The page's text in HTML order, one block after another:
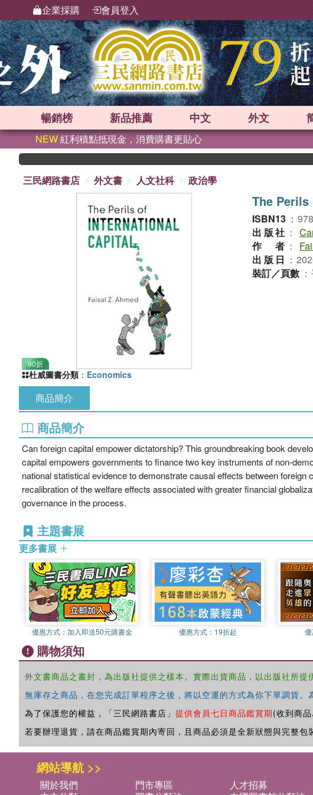
企業採購 會員登入
暢銷榜 新品推薦 中文 外文
NEW紅利積點抵現金，消費購書更貼心
三民網路書店
外文書 人文社科 政治學
90折
The
ISBN13 ：
出版社 ：
作者 ：
出版日 ：
裝訂／頁數 ：
杜威圖書分類 ： Economics
商品簡介
商品簡介
Can foreign capital empower dictatorship? This groundbreaking book
capital empowers governments to finance two key instruments of non-
national statistical evidence to demonstrate causal effects between
recalibration of the welfare effects associated with greater financial
governance in the process.
主題書展
更多書展
優惠方式： 加入即送50元購書金 優惠方式： 19折起
購物須知
外文書商品之書封，為出版社提供之樣本。實際出貨商品，以出版社所
無庫存之商品，在您完成訂單程序之後，將以空運的方式為你下單調貨
為了保護您的權益，「三民網路書店」 提供會員七日商品鑑賞期(收到商品
若要辦理退貨，請在商品鑑賞期內寄回，且商品必須是全新狀態與完整包
網站導航 >>
關於我們 門市專區 人才招募